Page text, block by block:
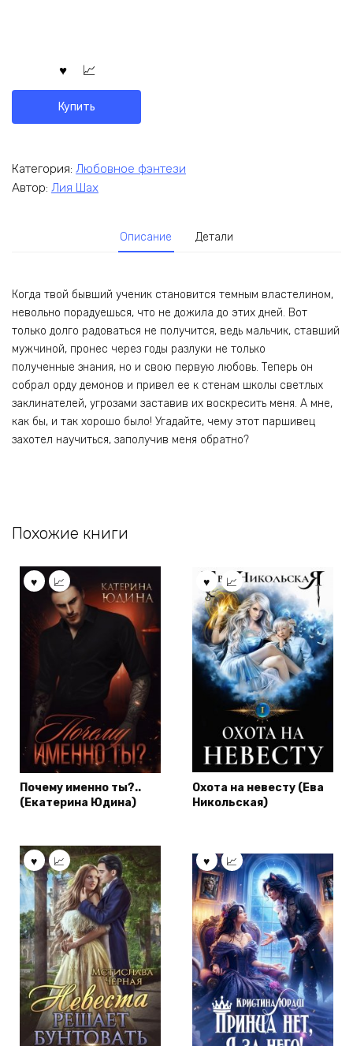
Купить
Категория: Любовное фэнтези
Автор: Лия Шах
Описание Детали
Когда твой бывший ученик становится темным властелином,
невольно порадуешься, что не дожила до этих дней. Вот
только долго радоваться не получится, ведь мальчик, ставший
мужчиной, пронес через годы разлуки не только
полученные знания, но и свою первую любовь. Теперь он
собрал орду демонов и привел ее к стенам школы светлых
заклинателей, угрозами заставив их воскресить меня. А мне,
как бы, и так хорошо было! Угадайте, чему этот паршивец
захотел научиться, заполучив меня обратно?
Похожие книги
Почему именно ты?..
(Екатерина Юдина)
Охота на невесту (Ева
Никольская)